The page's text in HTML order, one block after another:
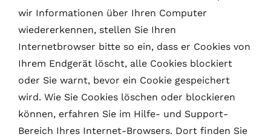
wir Informationen über Ihren Computer
wiedererkennen, stellen Sie Ihren
Internetbrowser bitte so ein, dass er Cookies von
Ihrem Endgerät löscht, alle Cookies blockiert
oder Sie warnt, bevor ein Cookie gespeichert
wird. Wie Sie Cookies löschen oder blockieren
können, erfahren Sie im Hilfe- und Support-
Bereich Ihres Internet-Browsers. Dort finden Sie